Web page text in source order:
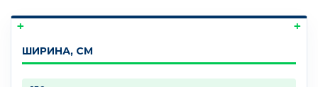
ШИРИНА, СМ